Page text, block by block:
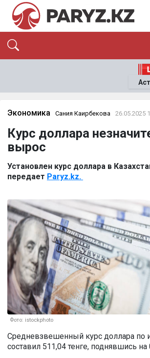
ЭКОНОМИКА
ОҚИҒА
News
Экономика Сания Каирбекова 26.05.2025
Курс доллара
вырос
Установлен курс доллара в
передает Paryz.kz.
Фото: istockphoto
Средневзвешенный курс доллара по
составил 511,04 тенге, поднявшись на